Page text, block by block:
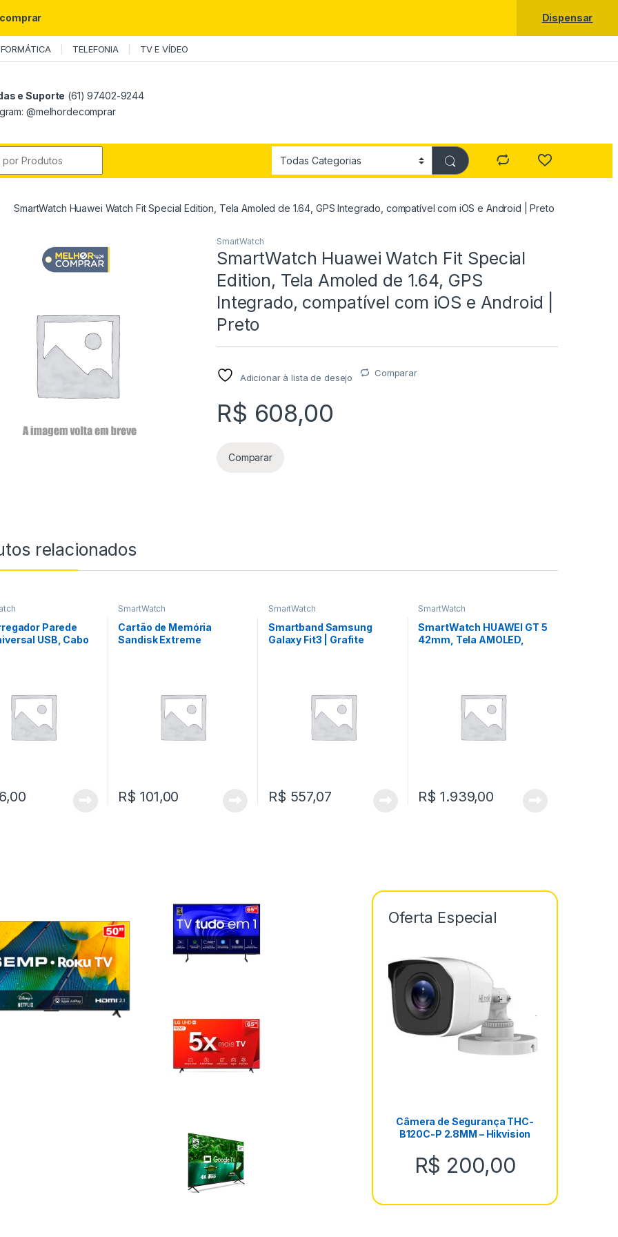
Dispensar
TELEFONIA TV E VÍDEO
e Suporte (61) 97402-9244
@melhordecomprar
SmartWatch Huawei Watch Fit Special Edition, Tela Amoled de 1.64, GPS Integrado, compatível com iOS e Android | Preto
SmartWatch
SmartWatch Huawei Watch Fit Special
Edition, Tela Amoled de 1.64, GPS
Integrado, compatível com iOS e Android |
Preto
Adicionar à lista de desejo Comparar
R$ 608,00
Comparar
relacionados
Parede
USB, Cabo
SmartWatch
Cartão de Memória
Sandisk Extreme
R$ 101,00
SmartWatch
Smartband Samsung
Galaxy Fit3 | Grafite
R$ 557,07
SmartWatch
SmartWatch HUAWEI GT 5
42mm, Tela AMOLED,
R$ 1.939,00
Oferta Especial
Câmera de Segurança THC-
B120C-P 2.8MM – Hikvision
R$ 200,00